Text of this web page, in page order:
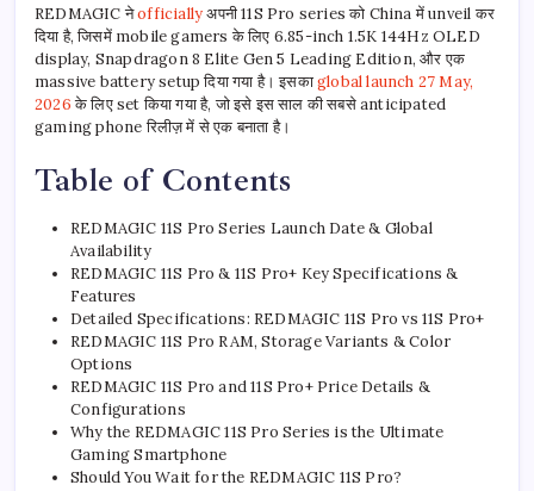
REDMAGIC नेofficiallyअपनी 11S Pro series को China में unveil कर
दिया है, जिसमें mobile gamers के लिए 6.85-inch 1.5K 144Hz OLED
display, Snapdragon 8 Elite Gen 5 Leading Edition, और एक
massive battery setup दिया गया है। इसकाglobal launch 27 May,
2026के लिए set किया गया है, जो इसे इस साल की सबसे anticipated
gaming phone रिलीज़ में से एक बनाता है।
Table of Contents
REDMAGIC 11S Pro Series Launch Date & Global
Availability
REDMAGIC 11S Pro & 11S Pro+ Key Specifications &
Features
Detailed Specifications: REDMAGIC 11S Pro vs 11S Pro+
REDMAGIC 11S Pro RAM, Storage Variants & Color
Options
REDMAGIC 11S Pro and 11S Pro+ Price Details &
Configurations
Why the REDMAGIC 11S Pro Series is the Ultimate
Gaming Smartphone
Should You Wait for the REDMAGIC 11S Pro?